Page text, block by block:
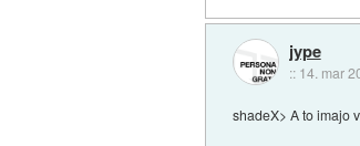
jype
:: 14. mar
shadeX> A to imajo